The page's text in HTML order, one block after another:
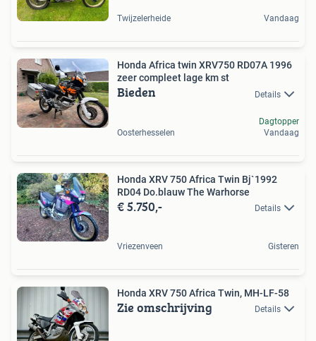
Twijzelerheide Vandaag
Honda Africa twin XRV750 RD07A 1996
zeer compleet lage km st
Bieden Details
Oosterhesselen
Dagtopper
Vandaag
Honda XRV 750 Africa Twin Bj`1992
RD04 Do.blauw The Warhorse
€ 5.750,- Details
Vriezenveen Gisteren
Honda XRV 750 Africa Twin, MH-LF-58
Zie omschrijving Details